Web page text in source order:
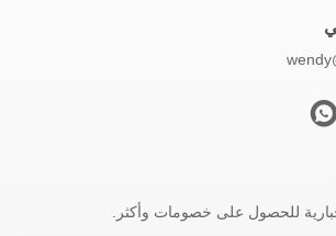
خصومات وأكثر.